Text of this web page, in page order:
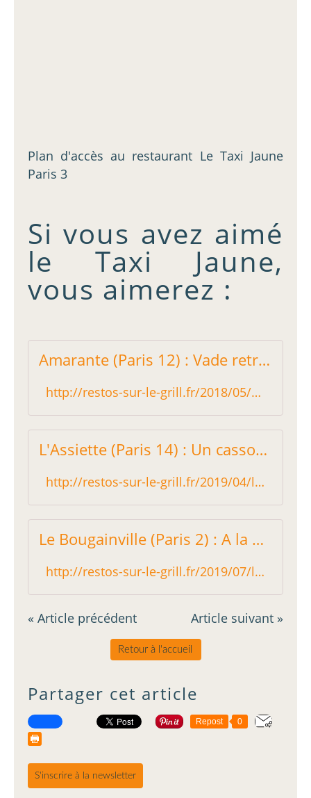
Plan d'accès au restaurant Le Taxi Jaune
Paris 3
Si vous avez aimé
le Taxi Jaune,
vous aimerez :
Amarante (Paris 12) : Vade retro Veganas ! - Restos sur le Grill - Blog critique des restaurants de Paris indépendant !
http://restos-sur-le-grill.fr/2018/05/amarante-paris-12-vade-retro-veganas.html
L'Assiette (Paris 14) : Un cassoulet d'anthologie ! - Restos sur le Grill - Blog critique des restaurants de Paris indépendant !
http://restos-sur-le-grill.fr/2019/04/l-assiette-paris-14-un-cassoulet-d-anthologie.html
Le Bougainville (Paris 2) : A la bonne franquette ! - Restos sur le Grill - Blog critique des restaurants de Paris indépendant !
http://restos-sur-le-grill.fr/2019/07/le-bougainville-paris-2-a-la-bonne-franquette.html
« Article précédent Article suivant »
Retour à l'accueil
Partager cet article
Repost 0
S'inscrire à la newsletter